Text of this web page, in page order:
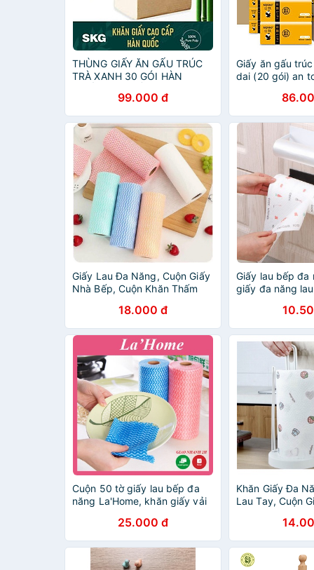
THÙNG GIẤY ĂN GẤU TRÚC
TRÀ XANH 30 GÓI HÀN
99.000 đ
Giấy ăn gấu
dai (20 gói) an
chất tẩy trắng
Giấy Lau Đa Năng, Cuộn Giấy
Nhà Bếp, Cuộn Khăn Thấm
18.000 đ
Giấy lau bếp đa
giấy đa năng
Cuộn 50 tờ giấy lau bếp đa
năng La'Home, khăn giấy vải
25.000 đ
Khăn Giấy Đa
Lau Tay, Cuộn